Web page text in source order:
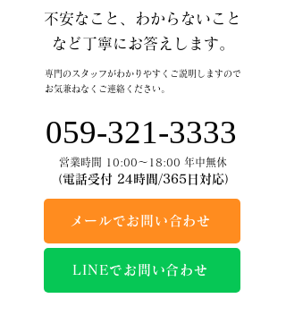
不安なこと、わからないこと
など丁寧にお答えします。
専門のスタッフがわかりやすくご説明しますので
お気兼ねなくご連絡ください。
059-321-3333
営業時間 10:00～18:00 年中無休
（電話受付 24時間/365日対応）
メールでお問い合わせ
LINEでお問い合わせ